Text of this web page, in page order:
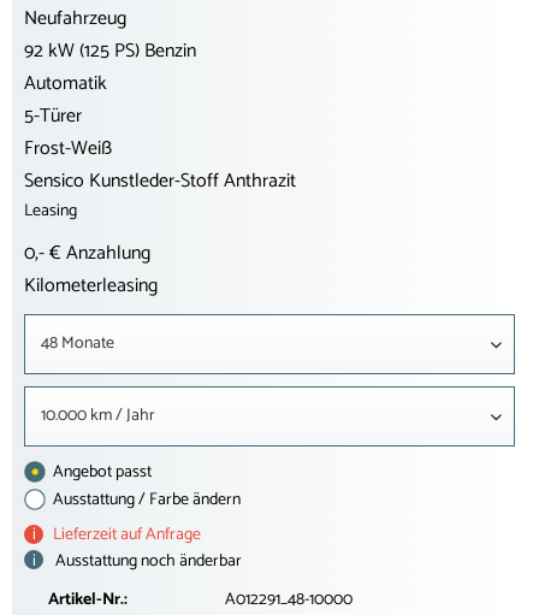
Neufahrzeug
92 kW (125 PS) Benzin
Automatik
5-Türer
Frost-Weiß
Sensico Kunstleder-Stoff Anthrazit
Leasing
0,- € Anzahlung
Kilometerleasing
48 Monate
10.000 km / Jahr
Angebot passt
Ausstattung / Farbe ändern
i
Lieferzeit auf Anfrage
i
Ausstattung noch änderbar
Artikel-Nr.:
A012291_48-10000